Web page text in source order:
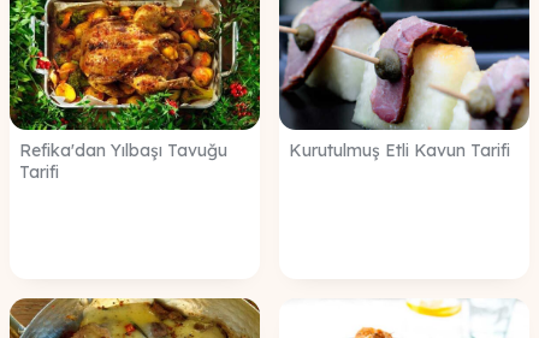
Refika'dan Yılbaşı Tavuğu
Tarifi
Kurutulmuş Etli Kavun Tarifi